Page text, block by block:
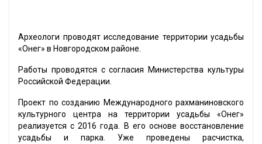
Археологи проводят исследование территории усадьбы
«Онег» в Новгородском районе.
Работы проводятся с согласия Министерства культуры
Российской Федерации.
Проект по созданию Международного рахманиновского
культурного центра на территории усадьбы «Онег»
реализуется с 2016 года. В его основе восстановление
усадьбы и парка. Уже проведены расчистка,